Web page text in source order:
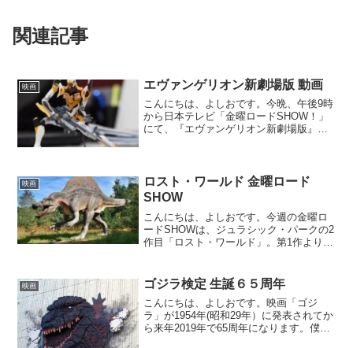
関連記事
映画 エヴァンゲリオン新劇場版 動画
こんにちは、よしおです。今晩、午後9時
から日本テレビ「金曜ロードSHOW！」
にて、『エヴァンゲリオン新劇場版』
エヴァンゲリオンに...
映画
ロスト・ワールド 金曜ロード
SHOW
こんにちは、よしおです。今週の金曜ロ
ードSHOWは、ジュラシック・パークの2
作目「ロスト・ワールド」。第1作よりも
は堪りません。ただ個人的には、終盤、
Ｔーレックスが、サ...
映画 ゴジラ検定 生誕６５周年
こんにちは、よしおです。映画「ゴジ
ラ」が1954年(昭和29年）に発表されてか
ら来年2019年で65周年になります。僕